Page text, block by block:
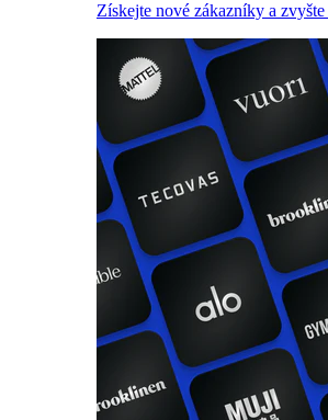
Získejte nové zákazníky a zvyšte